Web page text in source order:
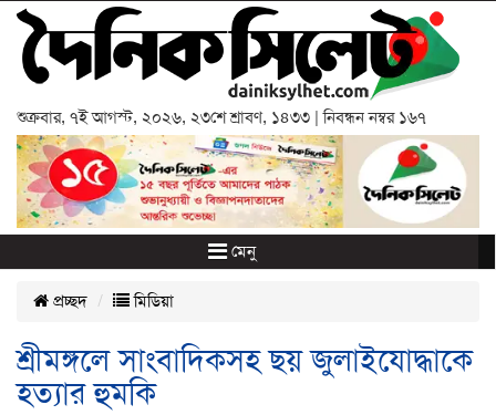
শুক্রবার, ৭ই আগস্ট, ২০২৬, ২৩শে শ্রাবণ, ১৪৩৩ | নিবন্ধন নম্বর ১৬৭
মেনু
প্রচ্ছদ মিডিয়া
শ্রীমঙ্গলে সাংবাদিকসহ ছয় জুলাইযোদ্ধাকে
হত্যার হুমকি